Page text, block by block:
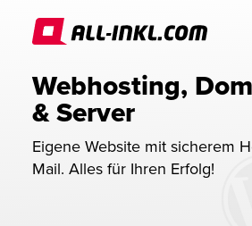
Webhosting,
& Server
Eigene Website mit sicherem
Mail. Alles für Ihren Erfolg!